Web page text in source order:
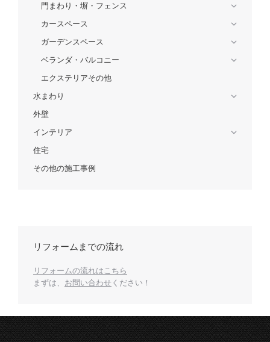
門まわり・塀・フェンス
カースペース
ガーデンスペース
ベランダ・バルコニー
エクステリアその他
水まわり
外壁
インテリア
住宅
その他の施工事例
リフォームまでの流れ
リフォームの流れはこちら
まずは、 お問い合わせ ください！